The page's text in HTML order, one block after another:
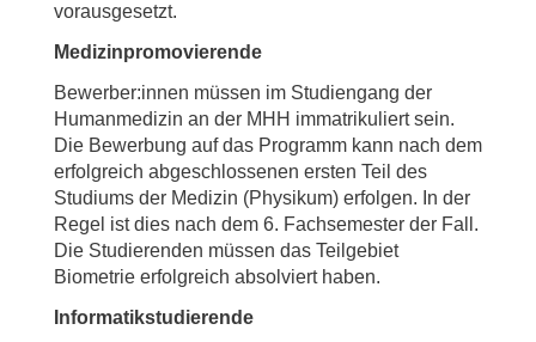
vorausgesetzt.
Medizinpromovierende
Bewerber:innen müssen im Studiengang der
Humanmedizin an der MHH immatrikuliert sein.
Die Bewerbung auf das Programm kann nach dem
erfolgreich abgeschlossenen ersten Teil des
Studiums der Medizin (Physikum) erfolgen. In der
Regel ist dies nach dem 6. Fachsemester der Fall.
Die Studierenden müssen das Teilgebiet
Biometrie erfolgreich absolviert haben.
Informatikstudierende